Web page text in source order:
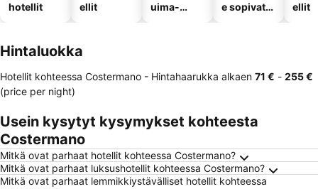
hotellit
ellit
uima-
e sopivat
ellit
Hintaluokka
Hotellit kohteessa Costermano - Hintahaarukka alkaen ‎71 € - ‎255 €
(price per night)
Usein kysytyt kysymykset kohteesta
Costermano
Mitkä ovat parhaat hotellit kohteessa Costermano?
Mitkä ovat parhaat luksushotellit kohteessa Costermano?
Mitkä ovat parhaat lemmikkiystävälliset hotellit kohteessa